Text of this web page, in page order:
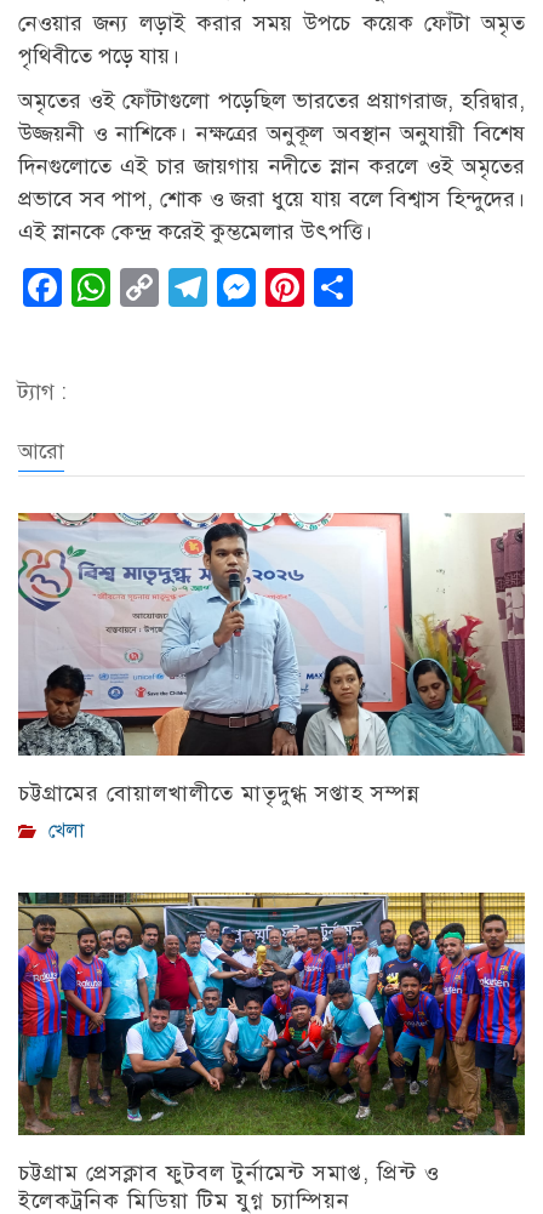
নেওয়ার জন্য লড়াই করার সময় উপচে কয়েক ফোঁটা অমৃত
পৃথিবীতে পড়ে যায়।
অমৃতের ওই ফোঁটাগুলো পড়েছিল ভারতের প্রয়াগরাজ, হরিদ্বার,
উজ্জয়নী ও নাশিকে। নক্ষত্রের অনুকূল অবস্থান অনুযায়ী বিশেষ
দিনগুলোতে এই চার জায়গায় নদীতে স্নান করলে ওই অমৃতের
প্রভাবে সব পাপ, শোক ও জরা ধুয়ে যায় বলে বিশ্বাস হিন্দুদের।
এই স্নানকে কেন্দ্র করেই কুম্ভমেলার উৎপত্তি।
Facebook
WhatsApp
CopyTelegram
Messenger
Pinterest
ট্যাগ :
আরো
চট্টগ্রামের বোয়ালখালীতে মাতৃদুগ্ধ সপ্তাহ সম্পন্ন
খেলা
চট্টগ্রাম প্রেসক্লাব ফুটবল টুর্নামেন্ট সমাপ্ত, প্রিন্ট ও
ইলেকট্রনিক মিডিয়া টিম যুগ্ন চ্যাম্পিয়ন